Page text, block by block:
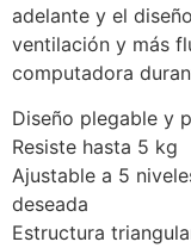
adelante y el
ventilación y más
computadora
Diseño plegable y
Resiste hasta 5 kg
Ajustable a 5
deseada
Estructura